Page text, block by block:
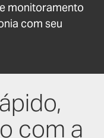
monitoramento
com seu
com a